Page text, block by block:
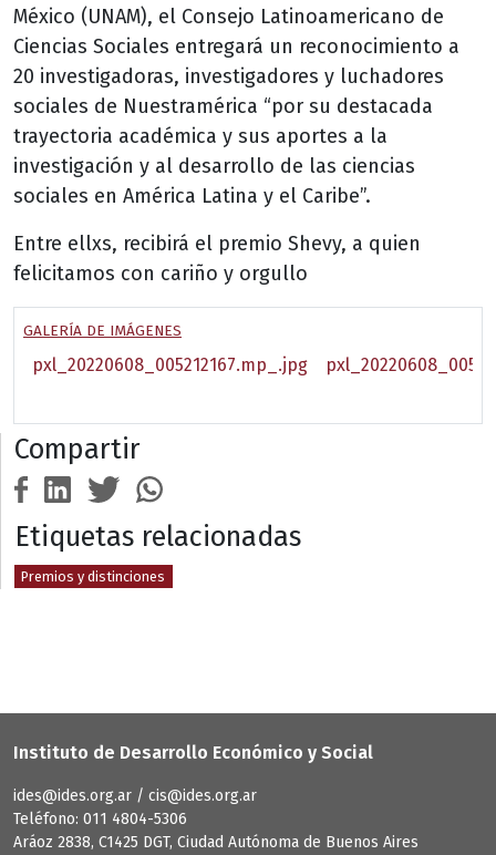
México (UNAM), el Consejo Latinoamericano de
Ciencias Sociales entregará un reconocimiento a
20 investigadoras, investigadores y luchadores
sociales de Nuestramérica “por su destacada
trayectoria académica y sus aportes a la
investigación y al desarrollo de las ciencias
sociales en América Latina y el Caribe”.
Entre ellxs, recibirá el premio Shevy, a quien
felicitamos con cariño y orgullo
GALERÍA DE IMÁGENES
pxl_20220608_005212167.mp_.jpg
Compartir
Etiquetas relacionadas
Premios y distinciones
Instituto de Desarrollo Económico y Social
ides@ides.org.ar / cis@ides.org.ar
Teléfono: 011 4804-5306
Aráoz 2838, C1425 DGT, Ciudad Autónoma de Buenos Aires